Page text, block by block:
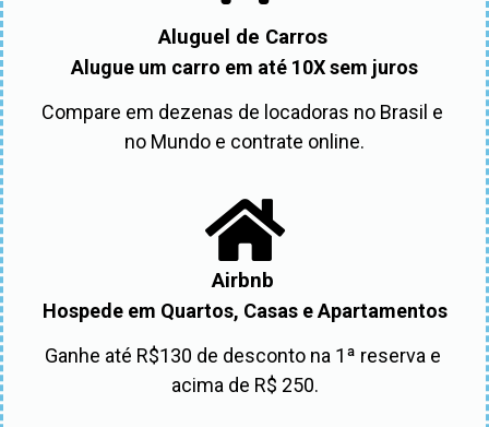
Aluguel de Carros
Alugue um carro em até 10X sem juros
Compare em dezenas de locadoras no Brasil e
no Mundo e contrate online.
Airbnb
Hospede em Quartos, Casas e Apartamentos
Ganhe até R$130 de desconto na 1ª reserva e
acima de R$ 250.